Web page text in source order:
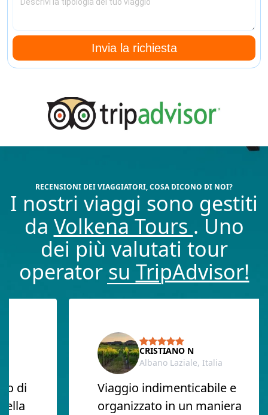
Invia la richiesta
RECENSIONI DEI VIAGGIATORI, COSA DICONO DI NOI?
I nostri viaggi sono gestiti
da Volkena Tours . Uno
dei più valutati tour
operator su TripAdvisor!
CRISTIANO N
Albano Laziale, Italia
Viaggio indimenticabile e
organizzato in un maniera